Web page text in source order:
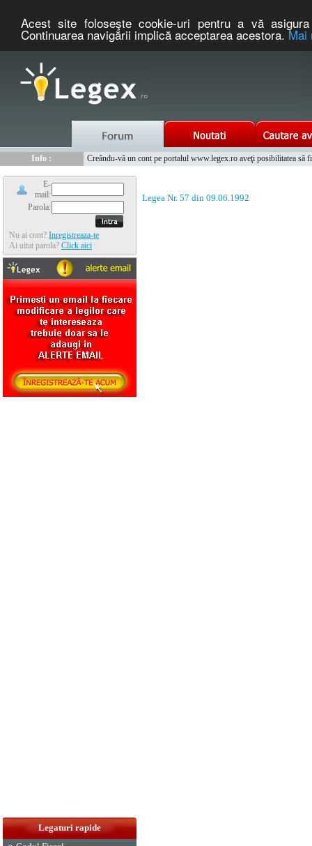
Acest site foloseşte cookie-uri pentru a vă
Continuarea navigării implică acceptarea acestora.Mai
Info :
Creându-vă un cont pe portalul www.legex.ro aveţi posibilitatea să
E-
mail:
Parola:
Nu ai cont? Inregistreaza-te
Ai uitat parola? Click aici
Legaturi rapide
Legea Nr. 57 din 09.06.1992